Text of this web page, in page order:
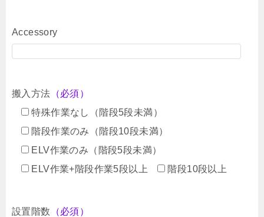
Accessory
搬入方法 （必須）
特殊作業なし（階段5段未満）
階段作業のみ（階段10段未満）
ELV作業のみ（階段5段未満）
ELV作業+階段作業5段以上
階段10段以上
設置階数 （必須）